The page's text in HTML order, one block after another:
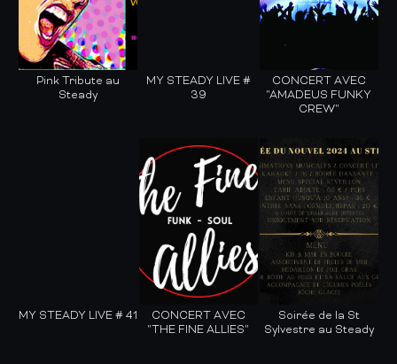
Pink Tribute au
Steady
MY STEADY LIVE #
39
CONCERT AVEC
"AMADEUS FUNKY
CREW"
MY STEADY LIVE # 41
CONCERT AVEC
"THE FINE ALLIES"
Soirée de la St
Sylvestre au Steady